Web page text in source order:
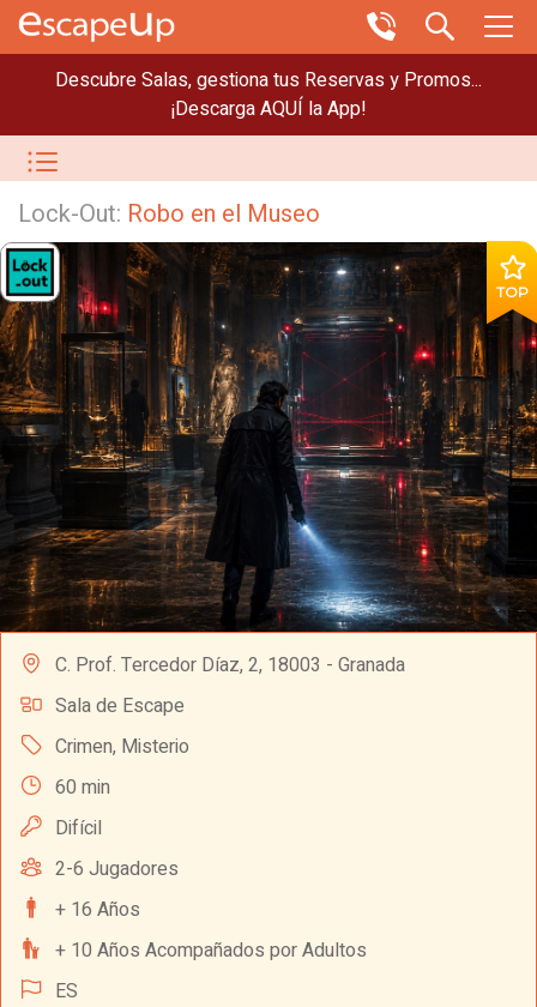
Descubre Salas, gestiona tus Reservas y Promos...
¡Descarga AQUÍ la App!
Lock-Out: Robo en el Museo
TOP
C. Prof. Tercedor Díaz, 2, 18003 - Granada
Sala de Escape
Crimen, Misterio
60 min
Difícil
2-6 Jugadores
+ 16 Años
+ 10 Años Acompañados por Adultos
ES